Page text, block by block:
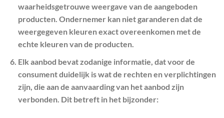
waarheidsgetrouwe weergave van de aangeboden
producten. Ondernemer kan niet garanderen dat de
weergegeven kleuren exact overeenkomen met de
echte kleuren van de producten.
Elk aanbod bevat zodanige informatie, dat voor de
consument duidelijk is wat de rechten en verplichtingen
zijn, die aan de aanvaarding van het aanbod zijn
verbonden. Dit betreft in het bijzonder: